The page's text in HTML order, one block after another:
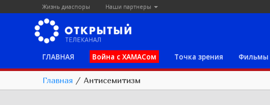
Жизнь диаспоры Наши партнеры
ГЛАВНАЯ Война с ХАМАСом Точка зрения Фильмы
Главная / Антисемитизм